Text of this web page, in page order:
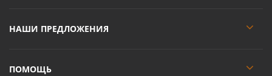
НАШИ ПРЕДЛОЖЕНИЯ
ПОМОЩЬ